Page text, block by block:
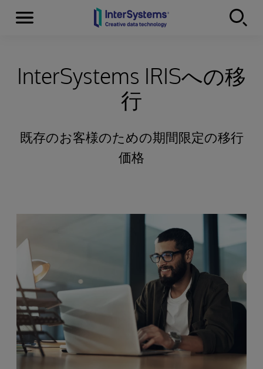
Skip to content
Menu
InterSystems IRISへの移
行
既存のお客様のための期間限定の移行
価格